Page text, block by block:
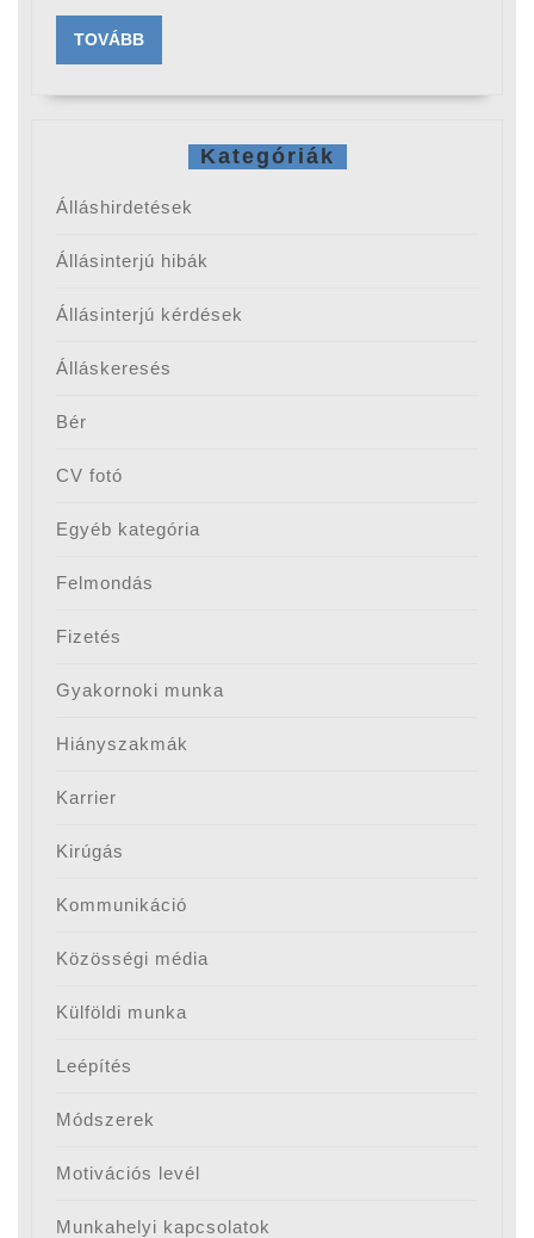
TOVÁBBTOVÁBB
Kategóriák
Álláshirdetések
Állásinterjú hibák
Állásinterjú kérdések
Álláskeresés
Bér
CV fotó
Egyéb kategória
Felmondás
Fizetés
Gyakornoki munka
Hiányszakmák
Karrier
Kirúgás
Kommunikáció
Közösségi média
Külföldi munka
Leépítés
Módszerek
Motivációs levél
Munkahelyi kapcsolatok